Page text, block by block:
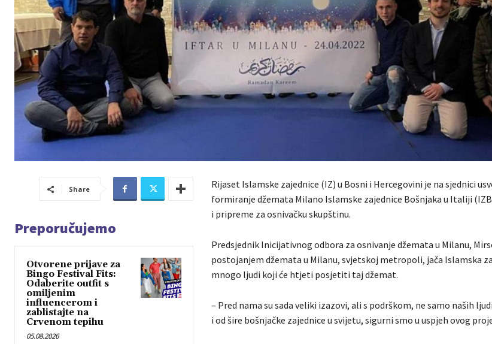
Share
Preporučujemo
Otvorene prijave za
Bingo Festival Fits:
Odaberite outfit s
omiljenim
influencerom i
zablistajte na
Crvenom tepihu
05.08.2026
Rijaset Islamske zajednice (IZ) u Bosni i Hercegovini je na sjednici
formiranje džemata Milano Islamske zajednice Bošnjaka u Italiji
i pripreme za osnivačku skupštinu.
Predsjednik Inicijativnog odbora za osnivanje džemata u Milanu,
postojanjem džemata u Milanu, svjetskoj metropoli, jača Islamska
mnogo ljudi koji će htjeti posjetiti taj džemat.
– Pred nama su sada veliki izazovi, ali s podrškom, ne samo naših
i od šire bošnjačke zajednice u svijetu, sigurni smo u uspjeh ovog